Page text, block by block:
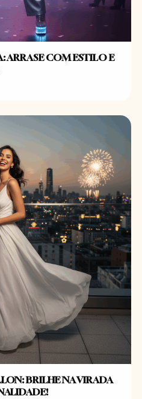
ARRASE COM ESTILO E
BRILHE NA VIRADA